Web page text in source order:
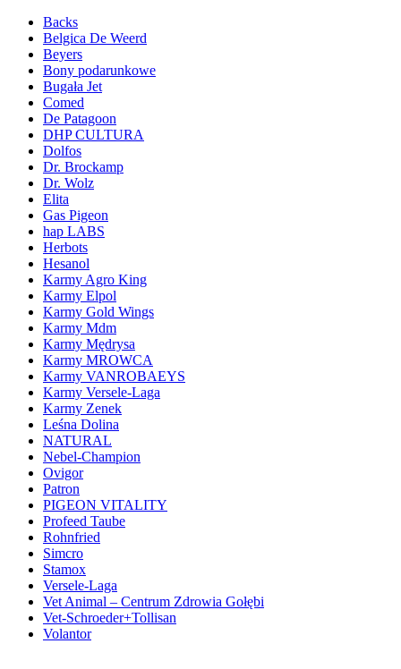
Backs
Belgica De Weerd
Beyers
Bony podarunkowe
Bugała Jet
Comed
De Patagoon
DHP CULTURA
Dolfos
Dr. Brockamp
Dr. Wolz
Elita
Gas Pigeon
hap LABS
Herbots
Hesanol
Karmy Agro King
Karmy Elpol
Karmy Gold Wings
Karmy Mdm
Karmy Mędrysa
Karmy MROWCA
Karmy VANROBAEYS
Karmy Versele-Laga
Karmy Zenek
Leśna Dolina
NATURAL
Nebel-Champion
Ovigor
Patron
PIGEON VITALITY
Profeed Taube
Rohnfried
Simcro
Stamox
Versele-Laga
Vet Animal – Centrum Zdrowia Gołębi
Vet-Schroeder+Tollisan
Volantor